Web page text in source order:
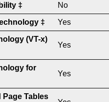
‡ No
‡ Yes
(VT-x)
Yes
for
Yes
Page Tables